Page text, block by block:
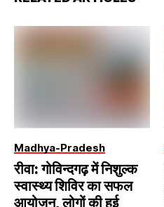
Madhya-Pradesh
रीवा: गोविन्दगढ़ में निशुल्क
स्वास्थ्य शिविर का सफल
आयोजन, लोगों की हुई